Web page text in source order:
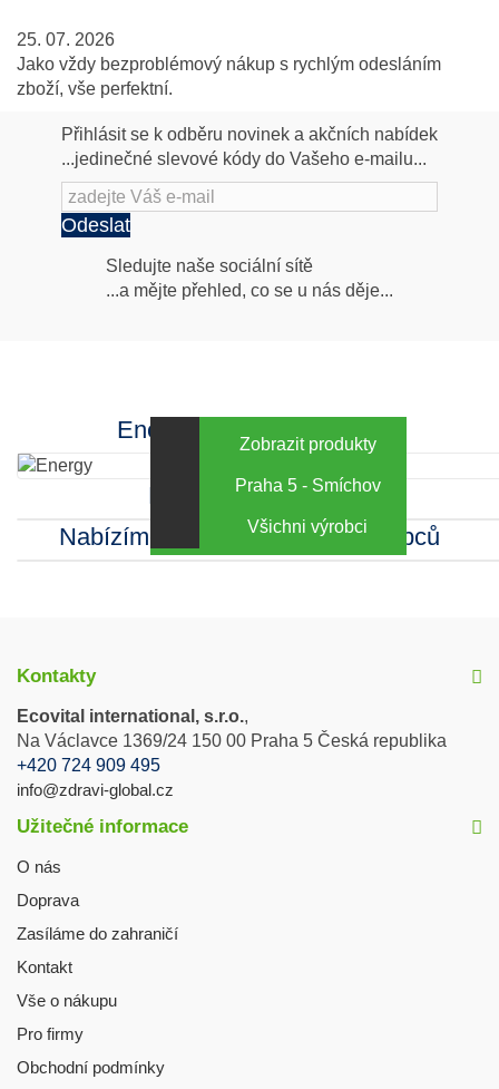
25. 07. 2026
Jako vždy bezproblémový nákup s rychlým odesláním
zboží, vše perfektní.
Přihlásit se k odběru novinek a akčních nabídek
...jedinečné slevové kódy do Vašeho e-mailu...
Odeslat
Následujte
Sledujte naše sociální sítě
...a mějte přehled, co se u nás děje...
Energy za výhodné ceny
Zobrazit produkty
Kamenná prodejna
Praha 5 - Smíchov
Nabízíme sortiment mnoha výrobců
Všichni výrobci
Kontakty
Ecovital international, s.r.o.,
Na Václavce 1369/24 150 00 Praha 5 Česká republika
+420 724 909 495
info@zdravi-global.cz
Užitečné informace
O nás
Doprava
Zasíláme do zahraničí
Kontakt
Vše o nákupu
Pro firmy
Obchodní podmínky